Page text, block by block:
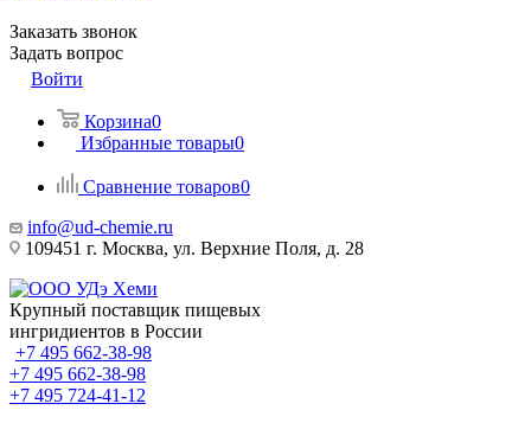
Заказать звонок
Задать вопрос
Войти
Корзина0
Избранные товары0
Сравнение товаров0
info@ud-chemie.ru
109451 г. Москва, ул. Верхние Поля, д. 28
Крупный поставщик пищевых
ингридиентов в России
+7 495 662-38-98
+7 495 662-38-98
+7 495 724-41-12